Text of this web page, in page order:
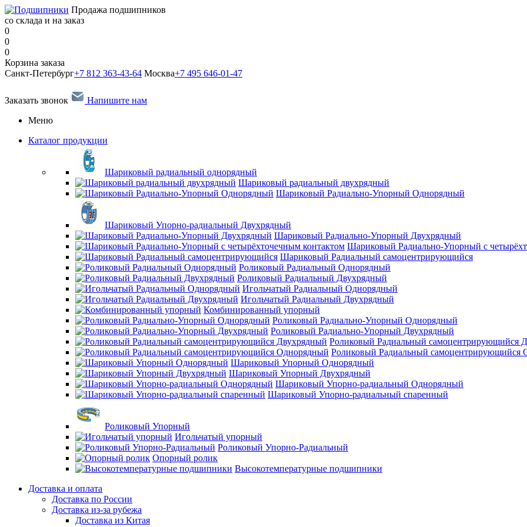
Продажа подшипников
со склада и на заказ
0
0
0
Корзина заказа
Санкт-Петербург+7 812 363-43-64 Москва+7 495 646-01-47
Заказать звонок
Напишите нам
Меню
Каталог продукции
Шариковый радиальный однорядный
Шариковый радиальный двухрядный
Шариковый Радиально-Упорный Однорядный
Шариковый Упорно-радиальный Двухрядный
Шариковый Радиально-Упорный Двухрядный
Шариковый Радиально-Упорный с
Шариковый Радиальный самоцентрирующийся
Роликовый Радиальный Однорядный
Роликовый Радиальный Двухрядный
Игольчатый Радиальный Однорядный
Игольчатый Радиальный Двухрядный
Комбинированный упорный
Роликовый Радиально-Упорный Однорядный
Роликовый Радиально-Упорный Двухрядный
Роликовый Радиальный самоцентрирующийся
Роликовый Радиальный самоцентрирующийся
Шариковый Упорный Однорядный
Шариковый Упорный Двухрядный
Шариковый Упорно-радиальный Однорядный
Шариковый Упорно-радиальный спаренный
Роликовый Упорный
Игольчатый упорный
Роликовый Упорно-Радиальный
Опорный ролик
Высокотемпературные подшипники
Доставка и оплата
Доставка по России
Доставка из-за рубежа
Доставка из Китая